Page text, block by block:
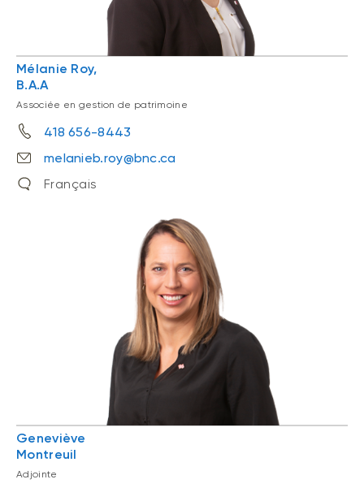
Mélanie Roy,
B.A.A
Associée en gestion de patrimoine
418 656-8443
melanieb.roy@bnc.ca
Français
Geneviève
Montreuil
Adjointe